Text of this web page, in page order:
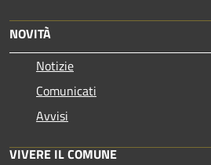
NOVITÀ
Notizie
Comunicati
Avvisi
VIVERE IL COMUNE